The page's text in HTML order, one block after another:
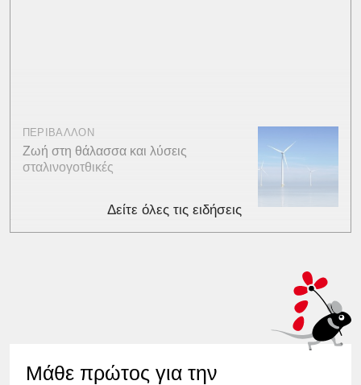
ΠΕΡΙΒΑΛΛΟΝ
Ζωή στη θάλασσα και λύσεις
σταλινογοτθικές
Δείτε όλες τις ειδήσεις
Μάθε πρώτος για την